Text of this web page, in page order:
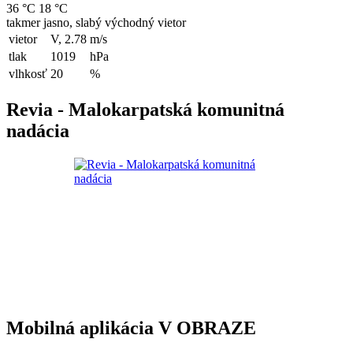
36 °C 18 °C
takmer jasno, slabý východný vietor
vietor
V, 2.78 m/s
tlak
1019
hPa
vlhkosť 20 %
Revia - Malokarpatská komunitná
nadácia
Mobilná aplikácia V OBRAZE